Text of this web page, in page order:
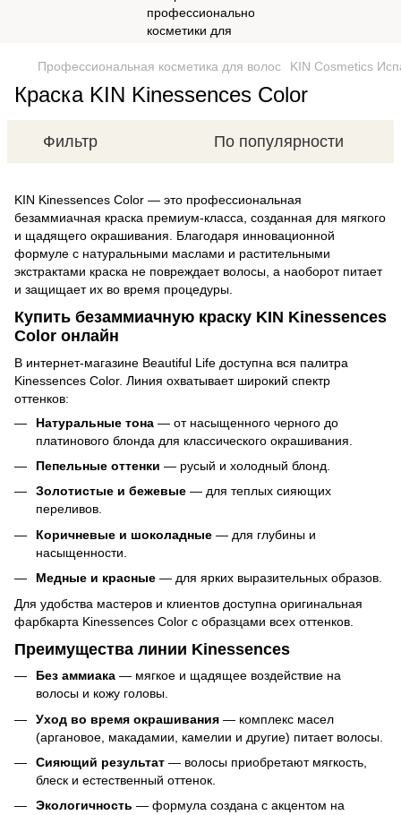
Профессиональная косметика для волос KIN Cosmetics
Краска KIN Kinessences Color
Фильтр По популярности
KIN Kinessences Color — это профессиональная
безаммиачная краска премиум-класса, созданная для мягкого
и щадящего окрашивания. Благодаря инновационной
формуле с натуральными маслами и растительными
экстрактами краска не повреждает волосы, а наоборот питает
и защищает их во время процедуры.
Купить безаммиачную краску KIN Kinessences
Color онлайн
В интернет-магазине Beautiful Life доступна вся палитра
Kinessences Color. Линия охватывает широкий спектр
оттенков:
Натуральные тона — от насыщенного черного до
платинового блонда для классического окрашивания.
Пепельные оттенки — русый и холодный блонд.
Золотистые и бежевые — для теплых сияющих
переливов.
Коричневые и шоколадные — для глубины и
насыщенности.
Медные и красные — для ярких выразительных образов.
Для удобства мастеров и клиентов доступна оригинальная
фарбкарта Kinessences Color с образцами всех оттенков.
Преимущества линии Kinessences
Без аммиака — мягкое и щадящее воздействие на
волосы и кожу головы.
Уход во время окрашивания — комплекс масел
(аргановое, макадамии, камелии и другие) питает волосы.
Сияющий результат — волосы приобретают мягкость,
блеск и естественный оттенок.
Экологичность — формула создана с акцентом на